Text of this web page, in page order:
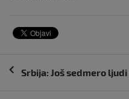
Navigacija
objava
Srbija: Još sedmero